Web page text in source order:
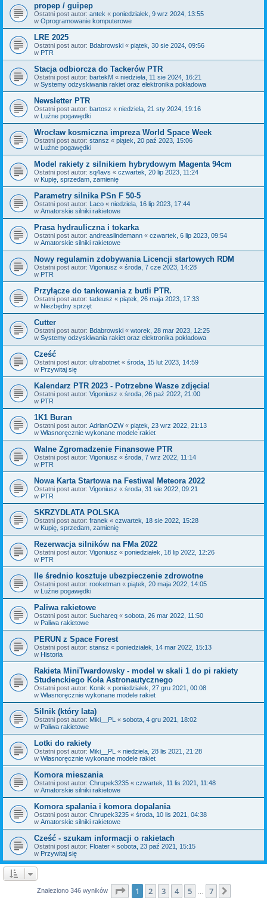
propep / guipep
Ostatni post autor: antek « poniedziałek, 9 wrz 2024, 13:55
w Oprogramowanie komputerowe
LRE 2025
Ostatni post autor: Bdabrowski « piątek, 30 sie 2024, 09:56
w PTR
Stacja odbiorcza do Tackerów PTR
Ostatni post autor: bartekM « niedziela, 11 sie 2024, 16:21
w Systemy odzyskiwania rakiet oraz elektronika pokładowa
Newsletter PTR
Ostatni post autor: bartosz « niedziela, 21 sty 2024, 19:16
w Luźne pogawędki
Wrocław kosmiczna impreza World Space Week
Ostatni post autor: stansz « piątek, 20 paź 2023, 15:06
w Luźne pogawędki
Model rakiety z silnikiem hybrydowym Magenta 94cm
Ostatni post autor: sq4avs « czwartek, 20 lip 2023, 11:24
w Kupię, sprzedam, zamienię
Parametry silnika PSn F 50-5
Ostatni post autor: Laco « niedziela, 16 lip 2023, 17:44
w Amatorskie silniki rakietowe
Prasa hydrauliczna i tokarka
Ostatni post autor: andreaslindemann « czwartek, 6 lip 2023, 09:54
w Amatorskie silniki rakietowe
Nowy regulamin zdobywania Licencji startowych RDM
Ostatni post autor: Vigoniusz « środa, 7 cze 2023, 14:28
w PTR
Przyłącze do tankowania z butli PTR.
Ostatni post autor: tadeusz « piątek, 26 maja 2023, 17:33
w Niezbędny sprzęt
Cutter
Ostatni post autor: Bdabrowski « wtorek, 28 mar 2023, 12:25
w Systemy odzyskiwania rakiet oraz elektronika pokładowa
Cześć
Ostatni post autor: ultrabotnet « środa, 15 lut 2023, 14:59
w Przywitaj się
Kalendarz PTR 2023 - Potrzebne Wasze zdjęcia!
Ostatni post autor: Vigoniusz « środa, 26 paź 2022, 21:00
w PTR
1K1 Buran
Ostatni post autor: AdrianOZW« piątek, 23 wrz 2022, 21:13
w Własnoręcznie wykonane modele rakiet
Walne Zgromadzenie Finansowe PTR
Ostatni post autor: Vigoniusz « środa, 7 wrz 2022, 11:14
w PTR
Nowa Karta Startowa na Festiwal Meteora 2022
Ostatni post autor: Vigoniusz « środa, 31 sie 2022, 09:21
w PTR
SKRZYDLATA POLSKA
Ostatni post autor: franek « czwartek, 18 sie 2022, 15:28
w Kupię, sprzedam, zamienię
Rezerwacja silników na FMa 2022
Ostatni post autor: Vigoniusz « poniedziałek, 18 lip 2022, 12:26
w PTR
Ile średnio kosztuje ubezpieczenie zdrowotne
Ostatni post autor: rooketman « piątek, 20 maja 2022, 14:05
w Luźne pogawędki
Paliwa rakietowe
Ostatni post autor: Suchareq « sobota, 26 mar 2022, 11:50
w Paliwa rakietowe
PERUN z Space Forest
Ostatni post autor: stansz « poniedziałek, 14 mar 2022, 15:13
w Historia
Rakieta MiniTwardowsky - model w skali 1 do pi rakiety
Studenckiego Koła Astronautycznego
Ostatni post autor: Konik « poniedziałek, 27 gru 2021, 00:08
w Własnoręcznie wykonane modele rakiet
Silnik (który lata)
Ostatni post autor: Miki__PL « sobota, 4 gru 2021, 18:02
w Paliwa rakietowe
Lotki do rakiety
Ostatni post autor: Miki__PL « niedziela, 28 lis 2021, 21:28
w Własnoręcznie wykonane modele rakiet
Komora mieszania
Ostatni post autor: Chrupek3235 « czwartek, 11 lis 2021, 11:48
w Amatorskie silniki rakietowe
Komora spalania i komora dopalania
Ostatni post autor: Chrupek3235 « środa, 10 lis 2021, 04:38
w Amatorskie silniki rakietowe
Cześć - szukam informacji o rakietach
Ostatni post autor: Floater « sobota, 23 paź 2021, 15:15
w Przywitaj się
Znaleziono 346 wyników Strona1 z7
1 2 3 4 5 7